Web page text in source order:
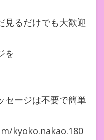
見るだけでも大歓迎
を
セージは不要で簡単
kyoko.nakao.180